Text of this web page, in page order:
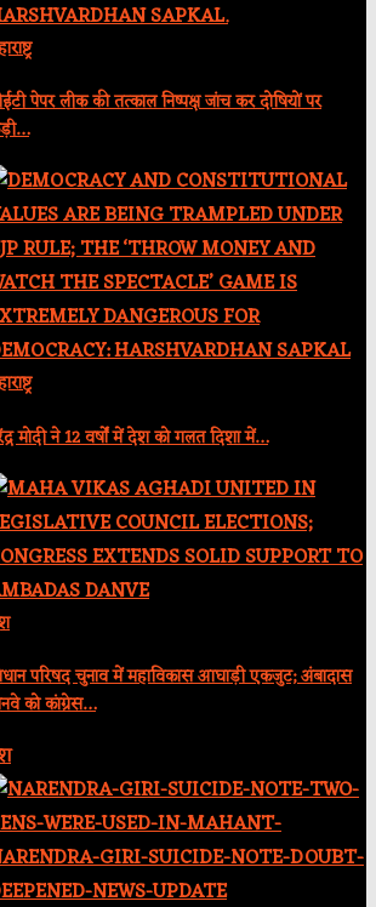
पेपर लीक की तत्काल निष्पक्ष जांच कर दोषियों पर
मोदी ने 12 वर्षों में देश को गलत दिशा में…
परिषद चुनाव में महाविकास आघाड़ी एकजुट; अंबादास
को कांग्रेस…